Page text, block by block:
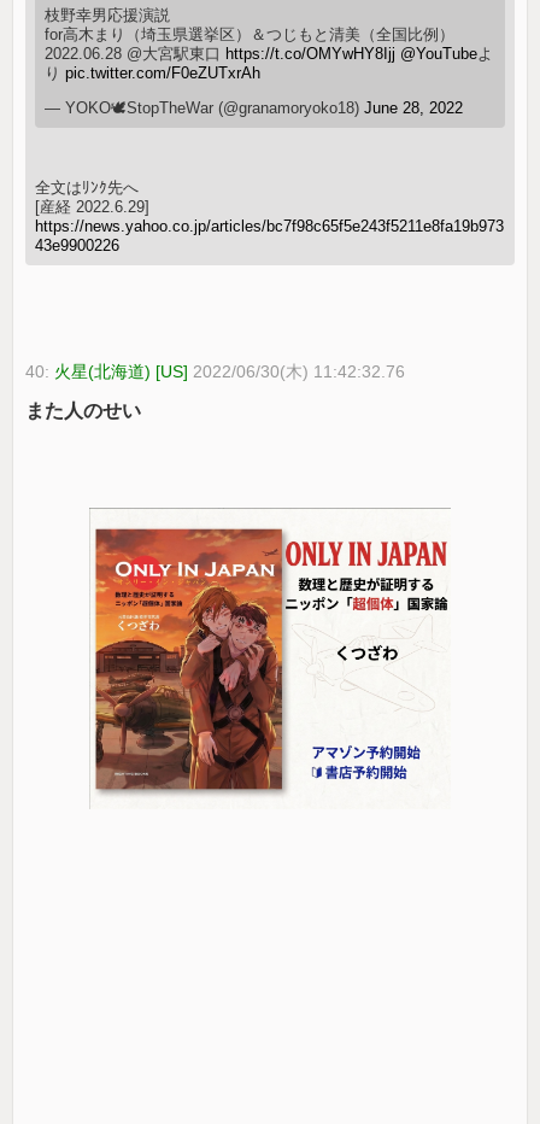
枝野幸男応援演説
for高木まり（埼玉県選挙区）＆つじもと清美（全国比例）
2022.06.28 @大宮駅東口 https://t.co/OMYwHY8Ijj @YouTubeよ
りpic.twitter.com/F0eZUTxrAh
— YOKO🕊StopTheWar (@granamoryoko18)June 28, 2022
全文はﾘﾝｸ先へ
[産経 2022.6.29]
https://news.yahoo.co.jp/articles/bc7f98c65f5e243f5211e8fa19b973
43e9900226
40: 火星(北海道) [US] 2022/06/30(木) 11:42:32.76
また人のせい